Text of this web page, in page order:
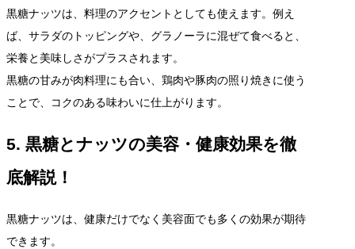
黒糖ナッツは、料理のアクセントとしても使えます。例え
ば、サラダのトッピングや、グラノーラに混ぜて食べると、
栄養と美味しさがプラスされます。
黒糖の甘みが肉料理にも合い、鶏肉や豚肉の照り焼きに使う
ことで、コクのある味わいに仕上がります。
5. 黒糖とナッツの美容・健康効果を徹
底解説！
黒糖ナッツは、健康だけでなく美容面でも多くの効果が期待
できます。